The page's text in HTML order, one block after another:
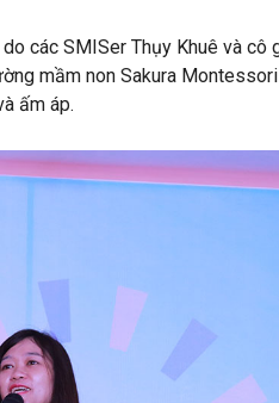
các SMISer Thụy Khuê và cô
mầm non Sakura
ấm áp.